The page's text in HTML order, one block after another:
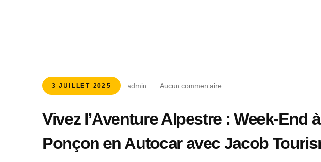
3 JUILLET 2025 admin Aucun commentaire
Vivez l’Aventure Alpestre : Week-End
Ponçon en Autocar avec Jacob